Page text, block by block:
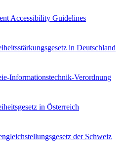
Accessibility Guidelines
in Deutschland
Informationstechnik-Verordnung
in Österreich
der Schweiz